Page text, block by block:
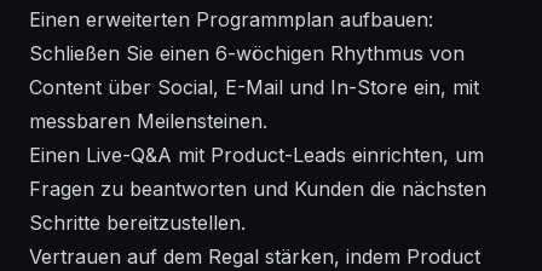
Einen erweiterten Programmplan aufbauen:
Schließen Sie einen 6-wöchigen Rhythmus von
Content über Social, E-Mail und In-Store ein, mit
messbaren Meilensteinen.
Einen Live-Q&A mit Product-Leads einrichten, um
Fragen zu beantworten und Kunden die nächsten
Schritte bereitzustellen.
Vertrauen auf dem Regal stärken, indem Product